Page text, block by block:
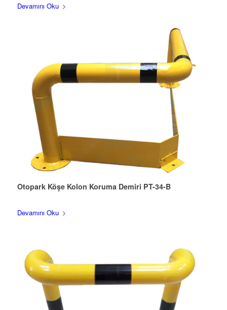
Devamını Oku
Otopark Köşe Kolon Koruma Demiri PT-34-B
Devamını Oku